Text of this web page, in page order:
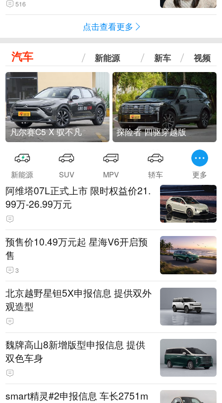
516
点击查看更多
汽车 新能源 新车 视频
凡尔赛C5 X 驭不凡 探险者 四驱穿越版
新能源 SUV MPV 轿车 更多
阿维塔07L正式上市 限时权益价21.
99万-26.99万元
预售价10.49万元起 星海V6开启预
售
3
北京越野星钽5X申报信息 提供双外
观造型
魏牌高山8新增版型申报信息 提供
双色车身
smart精灵#2申报信息 车长2751m